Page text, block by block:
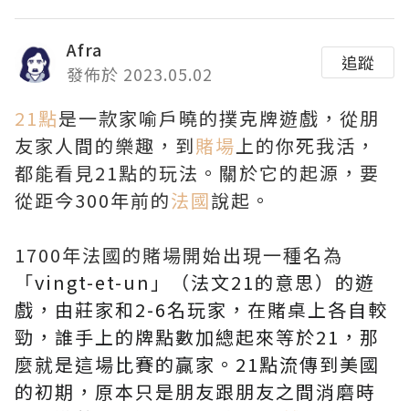
Afra
發佈於 2023.05.02
追蹤
21點是一款家喻戶曉的撲克牌遊戲，從朋
友家人間的樂趣，到賭場上的你死我活，
都能看見21點的玩法。關於它的起源，要
從距今300年前的法國說起。
1700年法國的賭場開始出現一種名為
「vingt-et-un」（法文21的意思）的遊
戲，由莊家和2-6名玩家，在賭桌上各自較
勁，誰手上的牌點數加總起來等於21，那
麼就是這場比賽的贏家。21點流傳到美國
的初期，原本只是朋友跟朋友之間消磨時